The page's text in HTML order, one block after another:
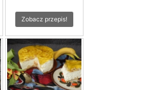
Zobacz przepis!